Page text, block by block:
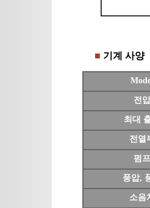
■ 기계 사양
전압
최대
전열
펌프
풍압,
소음